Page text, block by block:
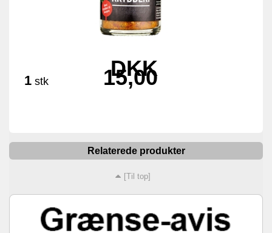
1 stk
DKK
15,00
Relaterede produkter
[Til top]